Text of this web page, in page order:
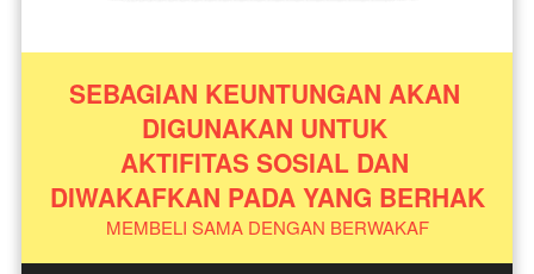
SEBAGIAN KEUNTUNGAN AKAN
DIGUNAKAN UNTUK
AKTIFITAS SOSIAL DAN
DIWAKAFKAN PADA YANG BERHAK
MEMBELI SAMA DENGAN BERWAKAF